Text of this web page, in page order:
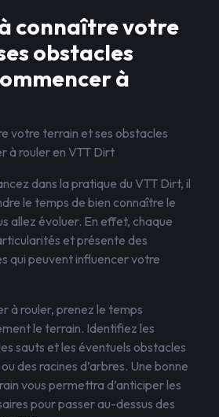
connaître votre
obstacles
à
votre terrain et ses obstacles
à rouler en VTT Dirt
dans la pratique du VTT Dirt, il
le temps de bien connaître le
allez évoluer. En effet, chaque
et présente des
qui peuvent influencer votre
à rouler, prenez le temps
le terrain. Identifiez les
sauts et les éventuels obstacles
des racines d’arbres. Une bonne
vous permettra d’anticiper les
pour passer au-dessus des